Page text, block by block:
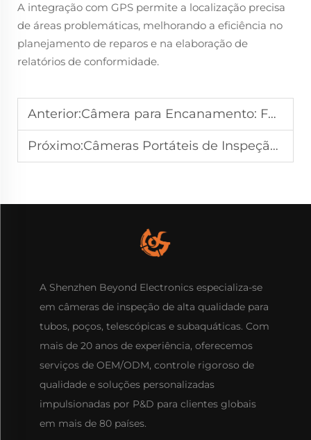
A integração com GPS permite a localização precisa
de áreas problemáticas, melhorando a eficiência no
planejamento de reparos e na elaboração de
relatórios de conformidade.
Anterior:Câmera para Encanamento: Ferramenta Essencial para Reparações Domésticas de Encanamento
Próximo:Câmeras Portáteis de Inspeção de Furos para Trabalho em Campo
A Shenzhen Beyond Electronics especializa-se
em câmeras de inspeção de alta qualidade para
tubos, poços, telescópicas e subaquáticas. Com
mais de 20 anos de experiência, oferecemos
serviços de OEM/ODM, controle rigoroso de
qualidade e soluções personalizadas
impulsionadas por P&D para clientes globais
em mais de 80 países.